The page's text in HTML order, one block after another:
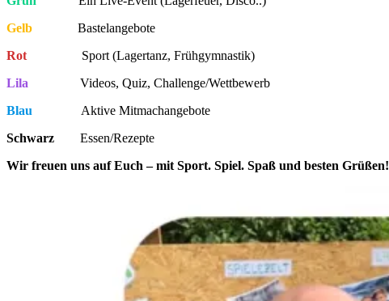
Gelb
Bastelangebote
Rot Sport (Lagertanz, Frühgymnastik)
Lila Videos, Quiz, Challenge/Wettbewerb
Blau Aktive Mitmachangebote
Schwarz Essen/Rezepte
Wir freuen uns auf Euch – mit Sport. Spiel. Spaß und besten Grüßen!